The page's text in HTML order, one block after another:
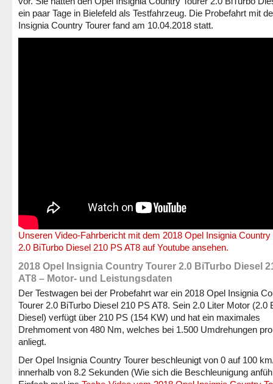
ein paar Tage in Bielefeld als Testfahrzeug. Die Probefahrt mit
Insignia Country Tourer fand am 10.04.2018 statt.
Unseren Video-Fahrbericht mit dem 2018 Opel Insignia Country
2.0 BiTurbo Diesel 210 PS AT8 auf Youtube ansehen.
2018 Opel Insignia Country Tourer 2.0 BiTurbo Diesel
AT8 – Motor- und Leistungsdaten
Der Testwagen bei der Probefahrt war ein 2018 Opel Insignia
Tourer 2.0 BiTurbo Diesel 210 PS AT8. Sein 2.0 Liter Motor (2.0
Diesel) verfügt über 210 PS (154 KW) und hat ein maximales
Drehmoment von 480 Nm, welches bei 1.500 Umdrehungen
anliegt.
Der Opel Insignia Country Tourer beschleunigt von 0 auf 100
innerhalb von 8.2 Sekunden (Wie sich die Beschleunigung